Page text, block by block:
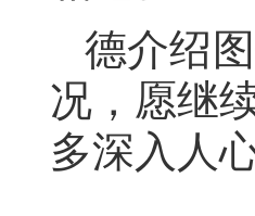
德介绍
况，愿继
多深入人